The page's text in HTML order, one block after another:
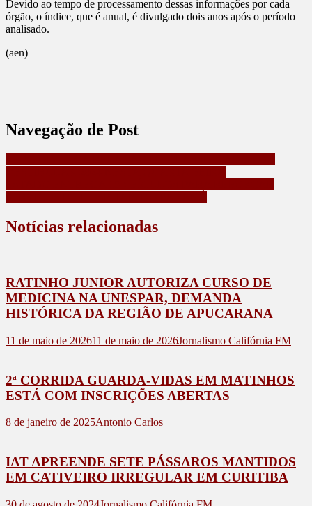
Devido ao tempo de processamento dessas informações por cada
órgão, o índice, que é anual, é divulgado dois anos após o período
analisado.
(aen)
Navegação de Post
Notícias relacionadas
RATINHO JUNIOR AUTORIZA CURSO DE
MEDICINA NA UNESPAR, DEMANDA
HISTÓRICA DA REGIÃO DE APUCARANA
11 de maio de 202611 de maio de 2026Jornalismo Califórnia FM
2ª CORRIDA GUARDA-VIDAS EM MATINHOS
ESTÁ COM INSCRIÇÕES ABERTAS
8 de janeiro de 2025Antonio Carlos
IAT APREENDE SETE PÁSSAROS MANTIDOS
EM CATIVEIRO IRREGULAR EM CURITIBA